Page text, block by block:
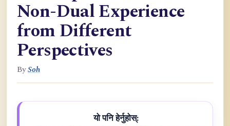
Non-Dual Experience
from Different
Perspectives
BySoh
यो पनि हेर्नुहोस्: